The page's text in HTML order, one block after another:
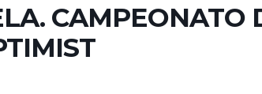
CAMPEONATO